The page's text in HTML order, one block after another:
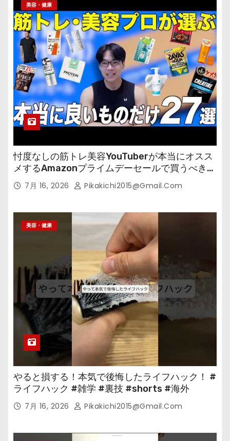
美容・健康
忖度なしの筋トレ美容YouTuberが本当にオスス
メするAmazonプライムデーセールで買うべきも
の 7月 16, 2026 Pikakichi2015@gmail.com
美容・健康
やると損する！本気で後悔したライフハック！ #
ライフハック #雑学 #裏技 #shorts #海外
7月 16, 2026 Pikakichi2015@gmail.com